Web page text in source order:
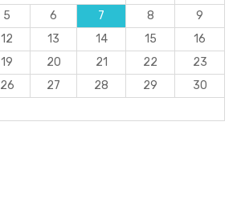
5 6 7 8
9
12 13 14 15
16
19 20 21 22
23
26 27 28 29
30